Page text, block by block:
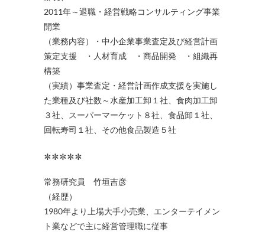
2011年～退職・経営戦略コンサルティング事業
開業
（業務内容）・中小企業事業査定及び経営計画
策定支援 ・人材育成 ・商品開発 ・組織再
構築
（実績）事業査定・経営計画作成支援を実施し
た業種及び社数～水産加工卸１社、食肉加工卸
３社、スーパーマーケット８社、食品卸１社、
回転寿司１社、その他食品製造５社
*****
常務研究員 竹垣吉彦
（経歴）
1980年より上場大手小売業、エンターテイメン
ト業などで主に経営管理職に従事